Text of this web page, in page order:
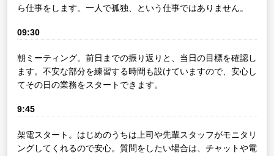
ら仕事をします。一人で孤独、という仕事ではありません。
09:30
朝ミーティング。前日までの振り返りと、当日の目標を確認し
ます。不安な部分を練習する時間も設けていますので、安心し
てその日の業務をスタートできます。
9:45
架電スタート。はじめのうちは上司や先輩スタッフがモニタリ
ングしてくれるので安心。質問をしたい場合は、チャットや電